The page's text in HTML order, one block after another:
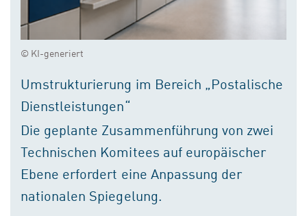
© KI-generiert
Umstrukturierung im Bereich „Postalische
Dienstleistungen“
Die geplante Zusammenführung von zwei
Technischen Komitees auf europäischer
Ebene erfordert eine Anpassung der
nationalen Spiegelung.